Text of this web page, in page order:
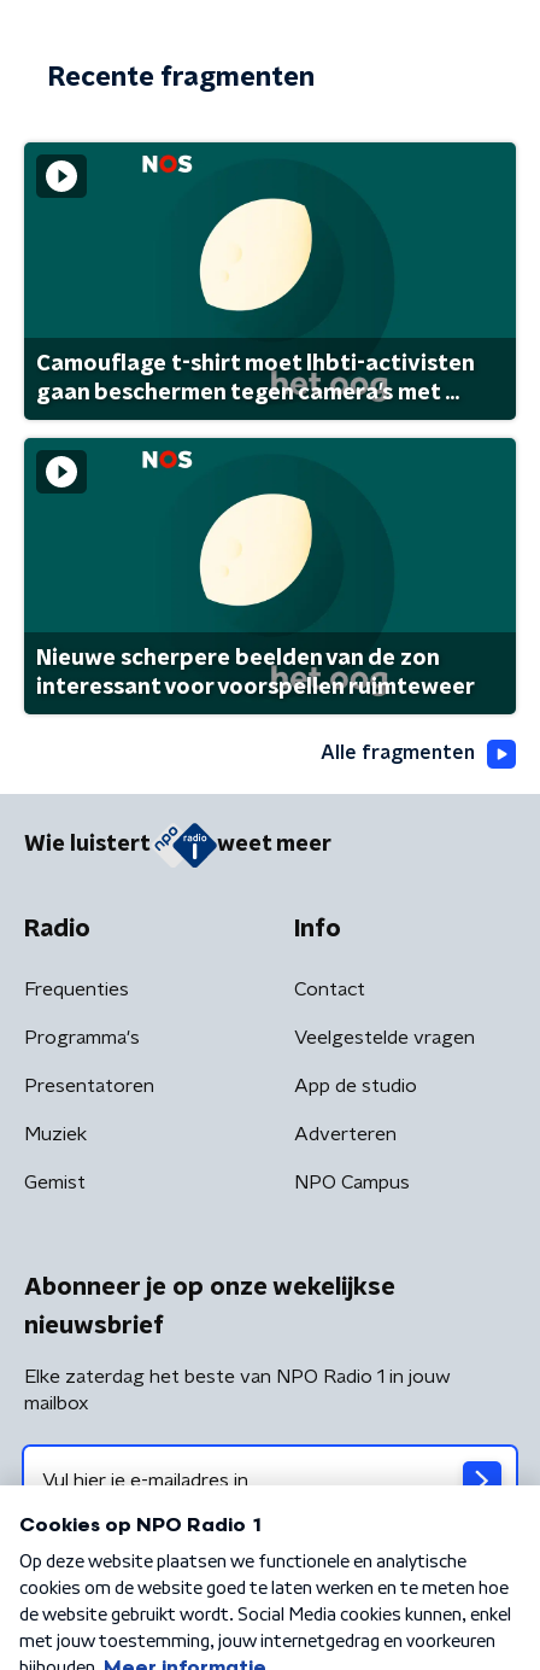
Recente fragmenten
Camouflage t-shirt moet lhbti-activisten
gaan beschermen tegen camera's met ...
Nieuwe scherpere beelden van de zon
interessant voor voorspellen ruimteweer
Alle fragmenten
Wie luistert weet meer
Radio
Frequenties
Programma's
Presentatoren
Muziek
Gemist
Info
Contact
Veelgestelde vragen
App de studio
Adverteren
NPO Campus
Abonneer je op onze wekelijkse
nieuwsbrief
Elke zaterdag het beste van NPO Radio 1 in jouw
mailbox
Algemene voorwaarden